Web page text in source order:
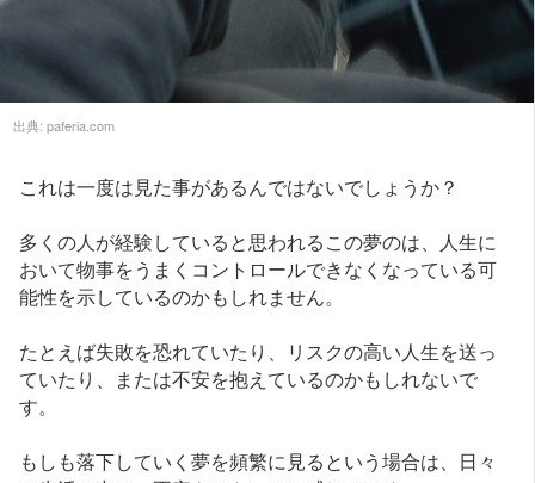
出典: paferia.com
これは一度は見た事があるんではないでしょうか？
多くの人が経験していると思われるこの夢のは、人生に
おいて物事をうまくコントロールできなくなっている可
能性を示しているのかもしれません。
たとえば失敗を恐れていたり、リスクの高い人生を送っ
ていたり、または不安を抱えているのかもしれないで
す。
もしも落下していく夢を頻繁に見るという場合は、日々